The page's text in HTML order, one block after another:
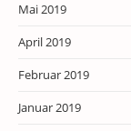
Mai 2019
April 2019
Februar 2019
Januar 2019